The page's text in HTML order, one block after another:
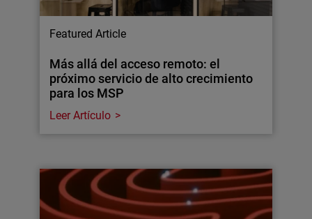
Featured Article
Más allá del acceso remoto: el
próximo servicio de alto crecimiento
para los MSP
Leer Artículo